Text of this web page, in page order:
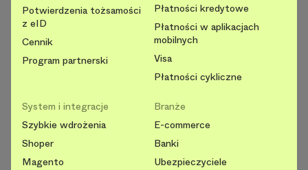
Potwierdzenia tożsamości
z eID
Cennik
Program partnerski
Płatności kredytowe
Płatności w aplikacjach
mobilnych
Visa
Płatności cykliczne
System i integracje
Szybkie wdrożenia
Shoper
Magento
Branże
E-commerce
Banki
Ubezpieczyciele